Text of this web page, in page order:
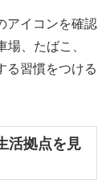
アイコンを確認
、たばこ、
る習慣をつける
活拠点を見